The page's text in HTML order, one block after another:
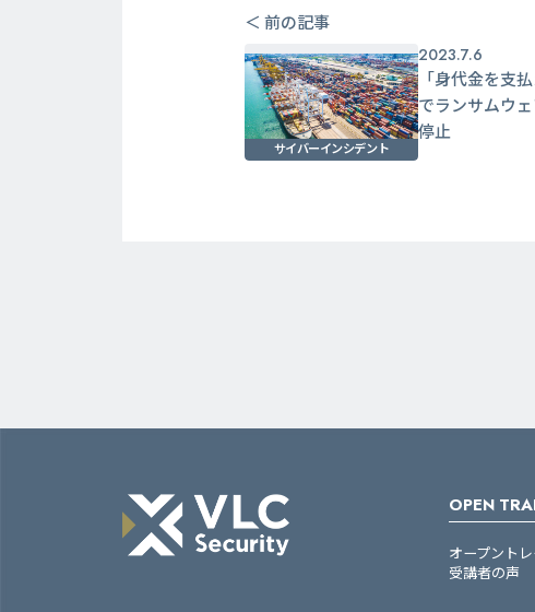
＜ 前の記事
サイバーインシデント
2023.7.6
「身代金を支
でランサムウ
停止
OPEN
オープント
受講者の声